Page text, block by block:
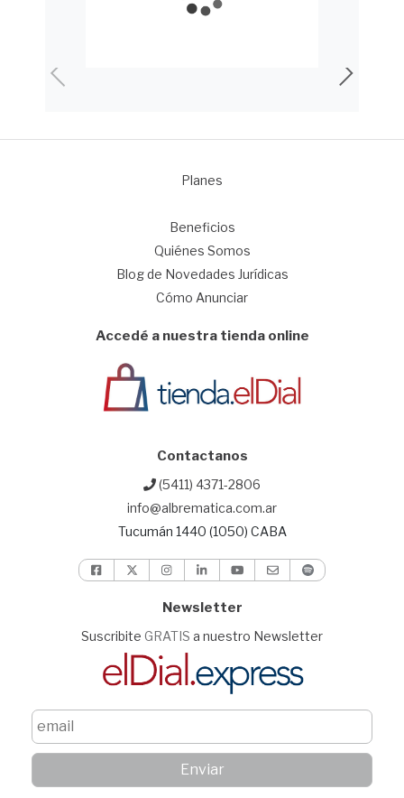
Planes
Beneficios
Quiénes Somos
Blog de Novedades Jurídicas
Cómo Anunciar
Accedé a nuestra tienda online
Contactanos
(5411) 4371-2806
info@albrematica.com.ar
Tucumán 1440 (1050) CABA
Newsletter
Suscribite GRATIS a nuestro Newsletter